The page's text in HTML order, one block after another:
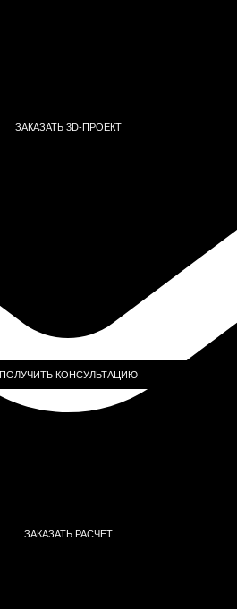
ЗАКАЗАТЬ 3D-ПРОЕКТ
ПОЛУЧИТЬ КОНСУЛЬТАЦИЮ
ЗАКАЗАТЬ РАСЧЁТ